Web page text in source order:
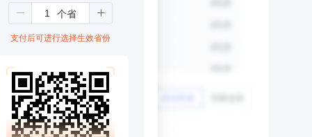
支付后可进行选择生效省份